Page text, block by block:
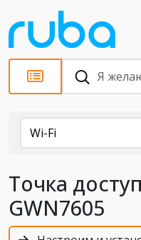
Каталог
Wi-Fi
Точка
GWN7605